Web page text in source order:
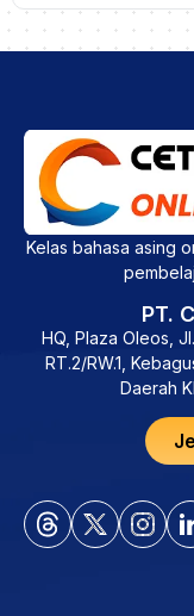
Kelas bahasa asing
PT.
HQ, Plaza Oleos,
RT.2/RW.1,
Daerah